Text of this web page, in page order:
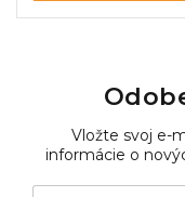
Vložte svoj e-
informácie o